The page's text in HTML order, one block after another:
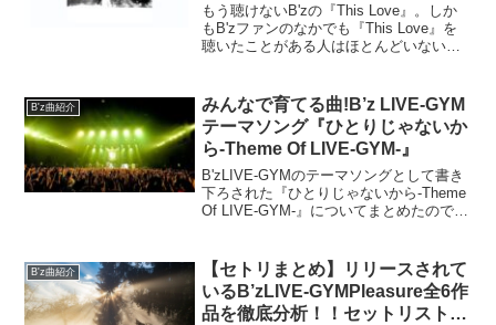
もう聴けないB'zの『This Love』。しか
もB'zファンのなかでも『This Love』を
聴いたことがある人はほとんどいないぐ
Love』についてまとめたので詳しくご紹
介します。
B'z曲紹介
みんなで育てる曲!B’z LIVE-GYM
テーマソング『ひとりじゃないか
ら-Theme Of LIVE-GYM-』
B'zLIVE-GYMのテーマソングとして書き
下ろされた『ひとりじゃないから-Theme
Of LIVE-GYM-』についてまとめたので詳
B'z曲紹介
【セトリまとめ】リリースされて
いるB’zLIVE-GYMPleasure全6作
品を徹底分析！！セットリストに